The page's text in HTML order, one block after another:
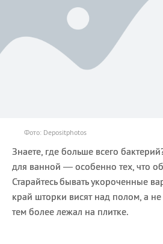
Фото: Depositphotos
Знаете, где больше всего
для ванной — особенно тех, что
Старайтесь бывать укороченные
край шторки висят над полом, а
тем более лежал на плитке.